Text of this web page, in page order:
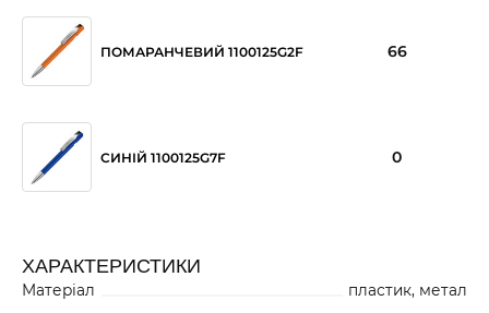
ПОМАРАНЧЕВИЙ 1100125G2F 66
СИНІЙ 1100125G7F 0
ХАРАКТЕРИСТИКИ
Матеріал
пластик, метал